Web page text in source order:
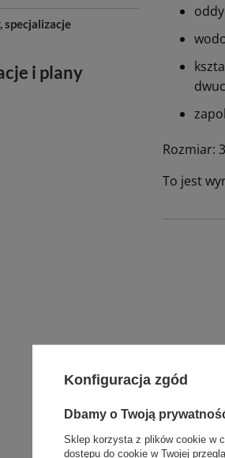
specjalizacje
i plany
Rozmiar:
To jest
Konfiguracja zgód
Dbamy o Twoją
Sklep korzysta z plików cookie w
dostępu do cookie w Twojej